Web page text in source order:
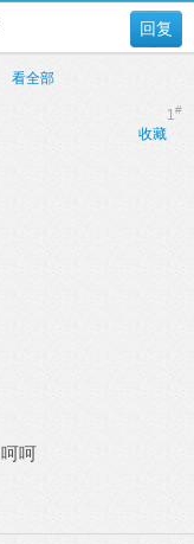
回复
看全部
1#
收藏
呵呵